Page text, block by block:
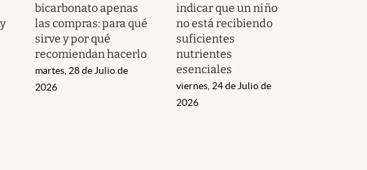
bicarbonato apenas
las compras: para qué
sirve y por qué
recomiendan hacerlo
martes, 28 de Julio de
2026
indicar que un niño
no está recibiendo
suficientes
nutrientes
esenciales
viernes, 24 de Julio de
2026